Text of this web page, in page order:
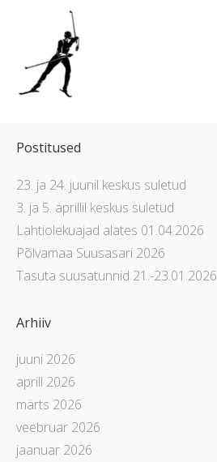
Sündmused
Majutus
Saun
Tervisesport
Ettevõtetele
Üritused
Postitused
23. ja 24. juunil keskus suletud
3. ja 5. aprillil keskus suletud
Lahtiolekuajad alates 01.04.2026
Põlvamaa Suusasari 2026
Tasuta suusatunnid 21.-23.01.2026
Arhiiv
juuni 2026
aprill 2026
märts 2026
veebruar 2026
jaanuar 2026